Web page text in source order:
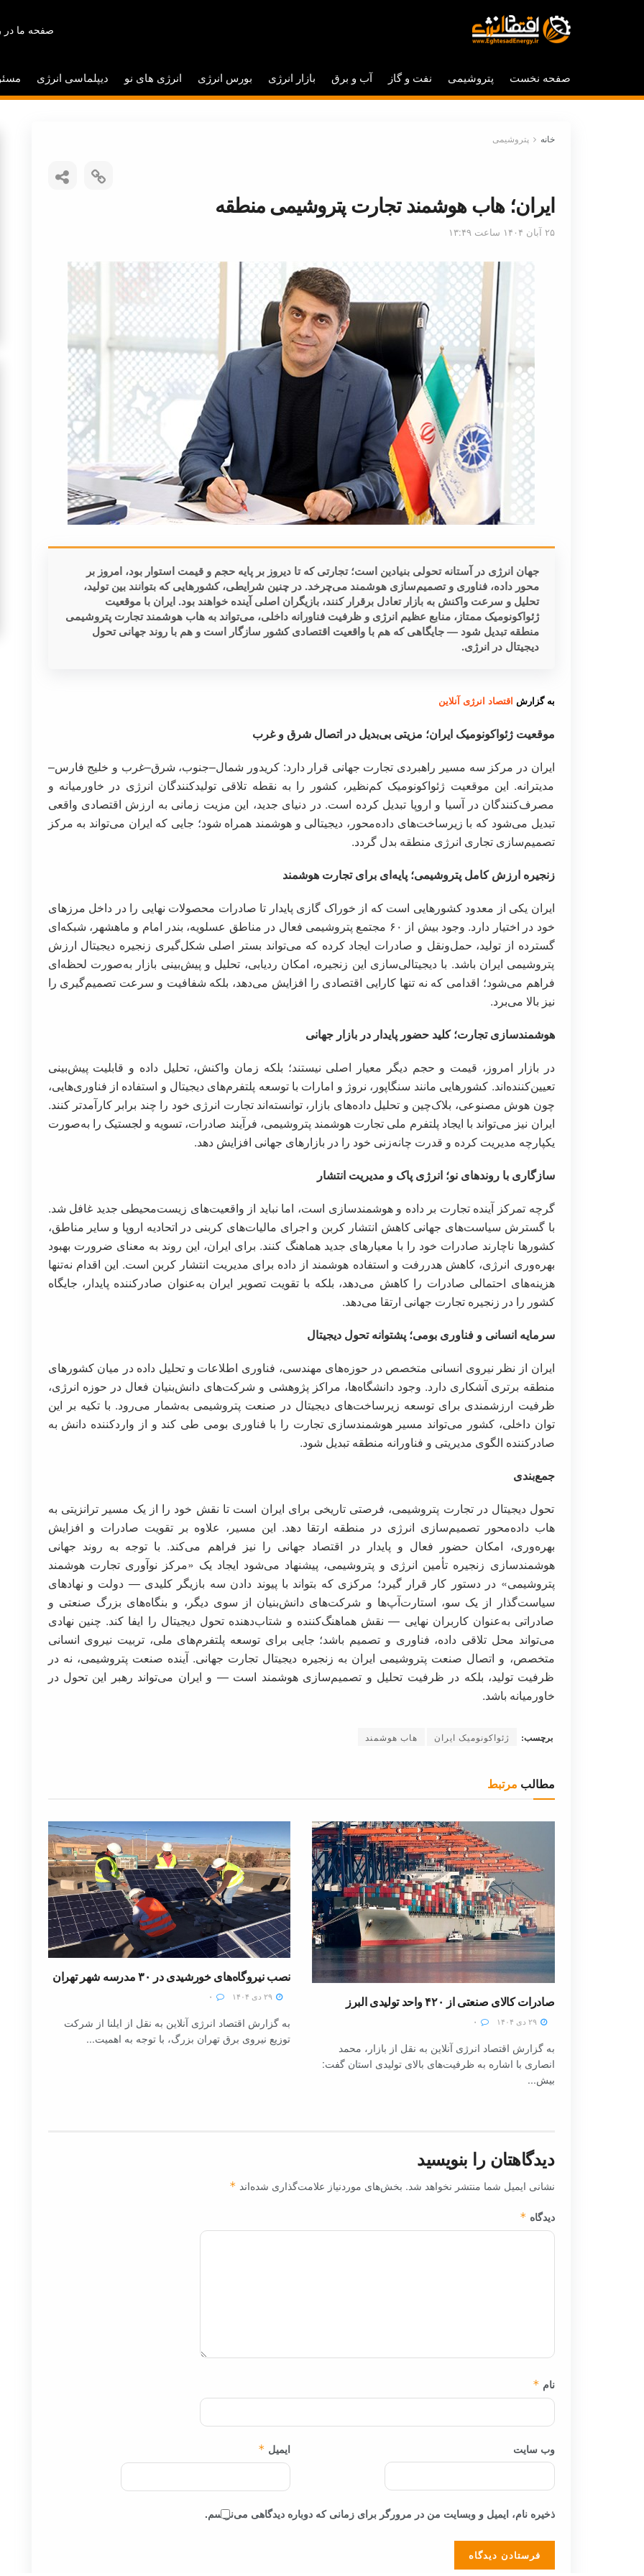
صفحه ما در
صفحه نخست پتروشیمی نفت و گاز آب و برق بازار انرژی بورس انرژی انرژی های نو دیپلماسی انرژی
خانه پتروشیمی
ایران؛ هاب هوشمند تجارت پتروشیمی منطقه
۲۵ آبان ۱۴۰۴ ساعت ۱۳:۴۹
جهان انرژی در آستانه تحولی بنیادین است؛ تجارتی که تا دیروز بر پایه حجم و قیمت استوار بود، امروز بر
محور داده، فناوری و تصمیم‌سازی هوشمند می‌چرخد. در چنین شرایطی، کشور‌هایی که بتوانند بین تولید،
تحلیل و سرعت واکنش به بازار تعادل برقرار کنند، بازیگران اصلی آینده خواهند بود. ایران با موقعیت
ژئواکونومیک ممتاز، منابع عظیم انرژی و ظرفیت فناورانه داخلی، می‌تواند به هاب هوشمند تجارت پتروشیمی
منطقه تبدیل شود — جایگاهی که هم با واقعیت اقتصادی کشور سازگار است و هم با روند جهانی تحول
دیجیتال در انرژی.
به گزارش اقتصاد انرژی آنلاین
موقعیت ژئواکونومیک ایران؛ مزیتی بی‌بدیل در اتصال شرق و غرب
ایران در مرکز سه مسیر راهبردی تجارت جهانی قرار دارد: کریدور شمال–جنوب، شرق–غرب و خلیج فارس–
مدیترانه. این موقعیت ژئواکونومیک کم‌نظیر، کشور را به نقطه تلاقی تولیدکنندگان انرژی در خاورمیانه و
مصرف‌کنندگان در آسیا و اروپا تبدیل کرده است. در دنیای جدید، این مزیت زمانی به ارزش اقتصادی واقعی
تبدیل می‌شود که با زیرساخت‌های داده‌محور، دیجیتالی و هوشمند همراه شود؛ جایی که ایران می‌تواند به مرکز
تصمیم‌سازی تجاری انرژی منطقه بدل گردد.
زنجیره ارزش کامل پتروشیمی؛ پایه‌ای برای تجارت هوشمند
ایران یکی از معدود کشور‌هایی است که از خوراک گازی پایدار تا صادرات محصولات نهایی را در داخل مرز‌های
خود در اختیار دارد. وجود بیش از ۶۰ مجتمع پتروشیمی فعال در مناطق عسلویه، بندر امام و ماهشهر، شبکه‌ای
گسترده از تولید، حمل‌ونقل و صادرات ایجاد کرده که می‌تواند بستر اصلی شکل‌گیری زنجیره دیجیتال ارزش
پتروشیمی ایران باشد. با دیجیتالی‌سازی این زنجیره، امکان ردیابی، تحلیل و پیش‌بینی بازار به‌صورت لحظه‌ای
فراهم می‌شود؛ اقدامی که نه تنها کارایی اقتصادی را افزایش می‌دهد، بلکه شفافیت و سرعت تصمیم‌گیری را
نیز بالا می‌برد.
هوشمندسازی تجارت؛ کلید حضور پایدار در بازار جهانی
در بازار امروز، قیمت و حجم دیگر معیار اصلی نیستند؛ بلکه زمان واکنش، تحلیل داده و قابلیت پیش‌بینی
تعیین‌کننده‌اند. کشور‌هایی مانند سنگاپور، نروژ و امارات با توسعه پلتفرم‌های دیجیتال و استفاده از فناوری‌هایی،
چون هوش مصنوعی، بلاک‌چین و تحلیل داده‌های بازار، توانسته‌اند تجارت انرژی خود را چند برابر کارآمدتر کنند.
ایران نیز می‌تواند با ایجاد پلتفرم ملی تجارت هوشمند پتروشیمی، فرآیند صادرات، تسویه و لجستیک را به‌صورت
یکپارچه مدیریت کرده و قدرت چانه‌زنی خود را در بازار‌های جهانی افزایش دهد.
سازگاری با روند‌های نو؛ انرژی پاک و مدیریت انتشار
گرچه تمرکز آینده تجارت بر داده و هوشمندسازی است، اما نباید از واقعیت‌های زیست‌محیطی جدید غافل شد.
با گسترش سیاست‌های جهانی کاهش انتشار کربن و اجرای مالیات‌های کربنی در اتحادیه اروپا و سایر مناطق،
کشور‌ها ناچارند صادرات خود را با معیار‌های جدید هماهنگ کنند. برای ایران، این روند به معنای ضرورت بهبود
بهره‌وری انرژی، کاهش هدررفت و استفاده هوشمند از داده برای مدیریت انتشار کربن است. این اقدام نه‌تنها
هزینه‌های احتمالی صادرات را کاهش می‌دهد، بلکه با تقویت تصویر ایران به‌عنوان صادرکننده پایدار، جایگاه
کشور را در زنجیره تجارت جهانی ارتقا می‌دهد.
سرمایه انسانی و فناوری بومی؛ پشتوانه تحول دیجیتال
ایران از نظر نیروی انسانی متخصص در حوزه‌های مهندسی، فناوری اطلاعات و تحلیل داده در میان کشور‌های
منطقه برتری آشکاری دارد. وجود دانشگاه‌ها، مراکز پژوهشی و شرکت‌های دانش‌بنیان فعال در حوزه انرژی،
ظرفیت ارزشمندی برای توسعه زیرساخت‌های دیجیتال در صنعت پتروشیمی به‌شمار می‌رود. با تکیه بر این
توان داخلی، کشور می‌تواند مسیر هوشمندسازی تجارت را با فناوری بومی طی کند و از واردکننده دانش به
صادرکننده الگوی مدیریتی و فناورانه منطقه تبدیل شود.
جمع‌بندی
تحول دیجیتال در تجارت پتروشیمی، فرصتی تاریخی برای ایران است تا نقش خود را از یک مسیر ترانزیتی به
هاب داده‌محور تصمیم‌سازی انرژی در منطقه ارتقا دهد. این مسیر، علاوه بر تقویت صادرات و افزایش
بهره‌وری، امکان حضور فعال و پایدار در اقتصاد جهانی را نیز فراهم می‌کند. با توجه به روند جهانی
هوشمندسازی زنجیره تأمین انرژی و پتروشیمی، پیشنهاد می‌شود ایجاد یک «مرکز نوآوری تجارت هوشمند
پتروشیمی» در دستور کار قرار گیرد؛ مرکزی که بتواند با پیوند دادن سه بازیگر کلیدی — دولت و نهاد‌های
سیاست‌گذار از یک سو، استارت‌آپ‌ها و شرکت‌های دانش‌بنیان از سوی دیگر، و بنگاه‌های بزرگ صنعتی و
صادراتی به‌عنوان کاربران نهایی — نقش هماهنگ‌کننده و شتاب‌دهنده تحول دیجیتال را ایفا کند. چنین نهادی
می‌تواند محل تلاقی داده، فناوری و تصمیم باشد؛ جایی برای توسعه پلتفرم‌های ملی، تربیت نیروی انسانی
متخصص، و اتصال صنعت پتروشیمی ایران به زنجیره دیجیتال تجارت جهانی. آینده صنعت پتروشیمی، نه در
ظرفیت تولید، بلکه در ظرفیت تحلیل و تصمیم‌سازی هوشمند است — و ایران می‌تواند رهبر این تحول در
خاورمیانه باشد.
برچسب: ژئواکونومیک ایران هاب هوشمند
مطالب مرتبط
صادرات کالای صنعتی از ۴۲۰ واحد تولیدی البرز
به گزارش اقتصاد انرژی آنلاین به نقل از بازار، محمد
انصاری با اشاره به ظرفیت‌های بالای تولیدی استان گفت:
بیش...
نصب نیروگاه‌های خورشیدی در ۳۰ مدرسه شهر تهران
به گزارش اقتصاد انرژی آنلاین به نقل از ایلنا از شرکت
توزیع نیروی برق تهران بزرگ، با توجه به اهمیت...
دیدگاهتان را بنویسید
نشانی ایمیل شما منتشر نخواهد شد. بخش‌های موردنیاز علامت‌گذاری شده‌اند *
دیدگاه *
نام *
ایمیل * وب‌ سایت
ذخیره نام، ایمیل و وبسایت من در مرورگر برای زمانی که دوباره دیدگاهی می‌نویسم.